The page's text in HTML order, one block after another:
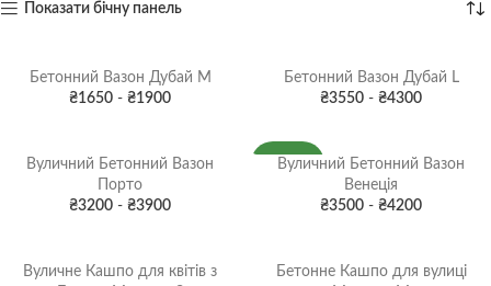
Показати бічну панель
Бетонний Вазон Дубай M
₴1650 - ₴1900
Бетонний Вазон Дубай L
₴3550 - ₴4300
Вуличний Бетонний Вазон
Порто
₴3200 - ₴3900
НОВИНКА
Вуличний Бетонний Вазон
Венеція
₴3500 - ₴4200
Вуличне Кашпо для квітів з
Бетонне Кашпо для вулиці